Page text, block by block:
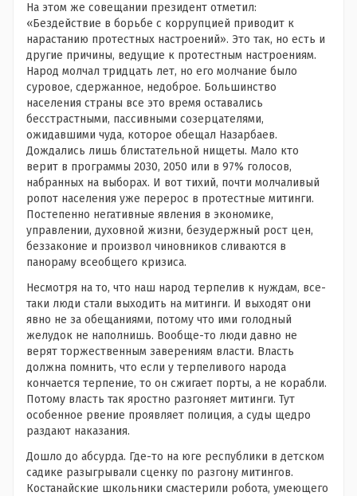
На этом же совещании президент отметил:
«Бездействие в борьбе с коррупцией приводит к
нарастанию протестных настроений». Это так, но есть и
другие причины, ведущие к протестным настроениям.
Народ молчал тридцать лет, но его молчание было
суровое, сдержанное, недоброе. Большинство
населения страны все это время оставались
бесстрастными, пассивными созерцателями,
ожидавшими чуда, которое обещал Назарбаев.
Дождались лишь блистательной нищеты. Мало кто
верит в программы 2030, 2050 или в 97% голосов,
набранных на выборах. И вот тихий, почти молчаливый
ропот населения уже перерос в протестные митинги.
Постепенно негативные явления в экономике,
управлении, духовной жизни, безудержный рост цен,
беззаконие и произвол чиновников сливаются в
панораму всеобщего кризиса.
Несмотря на то, что наш народ терпелив к нуждам, все-
таки люди стали выходить на митинги. И выходят они
явно не за обещаниями, потому что ими голодный
желудок не наполнишь. Вообще-то люди давно не
верят торжественным заверениям власти. Власть
должна помнить, что если у терпеливого народа
кончается терпение, то он сжигает порты, а не корабли.
Потому власть так яростно разгоняет митинги. Тут
особенное рвение проявляет полиция, а суды щедро
раздают наказания.
Дошло до абсурда. Где-то на юге республики в детском
садике разыгрывали сценку по разгону митингов.
Костанайские школьники смастерили робота, умеющего